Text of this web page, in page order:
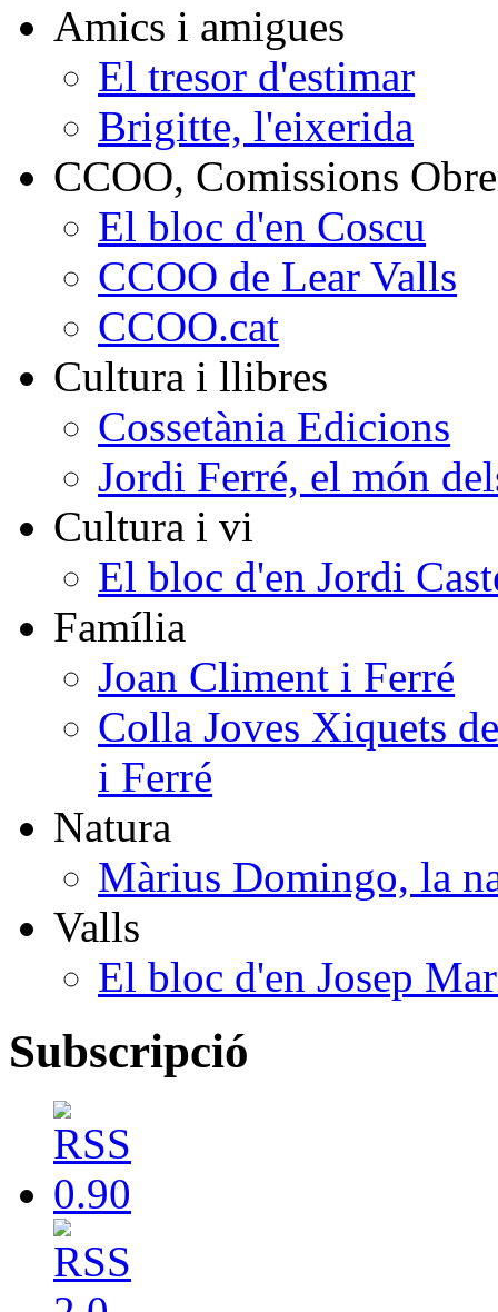
Amics i amigues
El tresor d'estimar
Brigitte, l'eixerida
CCOO, Comissions
El bloc d'en Coscu
CCOO de Lear Valls
CCOO.cat
Cultura i llibres
Cossetània Edicions
Jordi Ferré, el món
Cultura i vi
El bloc d'en Jordi
Família
Joan Climent i Ferré
Colla Joves Xiquets
i Ferré
Natura
Màrius Domingo, la
Valls
El bloc d'en Josep
Subscripció